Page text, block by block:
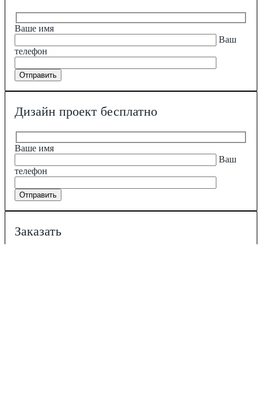
Ваше имя
Ваш
телефон
Дизайн проект бесплатно
Ваше имя
Ваш
телефон
Заказать